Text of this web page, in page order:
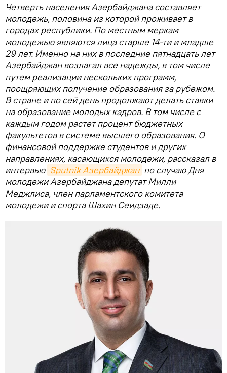
Четверть населения Азербайджана составляет
молодежь, половина из которой проживает в
городах республики. По местным меркам
молодежью являются лица старше 14-ти и младше
29 лет. Именно на них в последние пятнадцать лет
Азербайджан возлагал все надежды, в том числе
путем реализации нескольких программ,
поощряющих получение образования за рубежом.
В стране и по сей день продолжают делать ставки
на образование молодых кадров. В том числе с
каждым годом растет процент бюджетных
факультетов в системе высшего образования. О
финансовой поддержке студентов и других
направлениях, касающихся молодежи, рассказал в
интервью Sputnik Азербайджан по случаю Дня
молодежи Азербайджана депутат Милли
Меджлиса, член парламентского комитета
молодежи и спорта Шахин Сеидзаде.